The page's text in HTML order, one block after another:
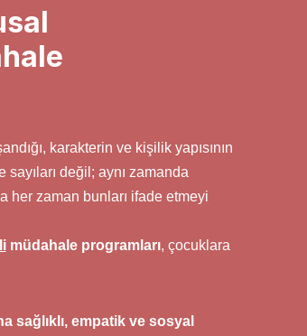
karakterin ve kişilik yapısının
değil; aynı zamanda
her zaman bunları ifade etmeyi
müdahale programları, çocuklara
sağlıklı, empatik ve sosyal